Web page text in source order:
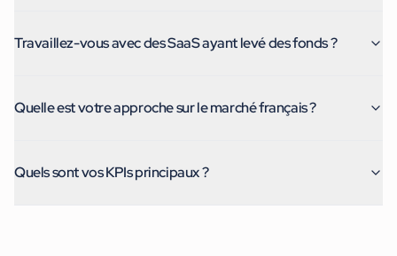
Travaillez-vous avec des SaaS ayant levé des fonds ?
Quelle est votre approche sur le marché français ?
Quels sont vos KPIs principaux ?